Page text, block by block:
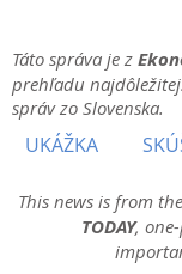
Táto správa je z
prehľadu
správ zo Slovenska.
UKÁŽKA
This news is from the
TODAY,